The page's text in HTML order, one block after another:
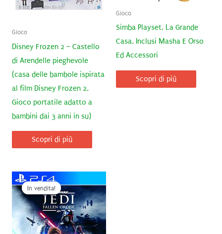
Gioco
Disney Frozen 2 – Castello
di Arendelle pieghevole
(casa delle bambole ispirata
al film Disney Frozen 2,
Gioco portatile adatto a
bambini dai 3 anni in su)
Scopri di più
Gioco
Simba Playset, La Grande
Casa, Inclusi Masha E Orso
Ed Accessori
Scopri di più
In vendita!
In vendita!